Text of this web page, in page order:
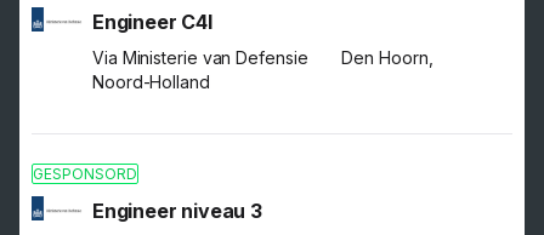
Engineer C4I
Via Ministerie van Defensie
Den Hoorn,
Noord-Holland
GESPONSORD
Engineer niveau 3